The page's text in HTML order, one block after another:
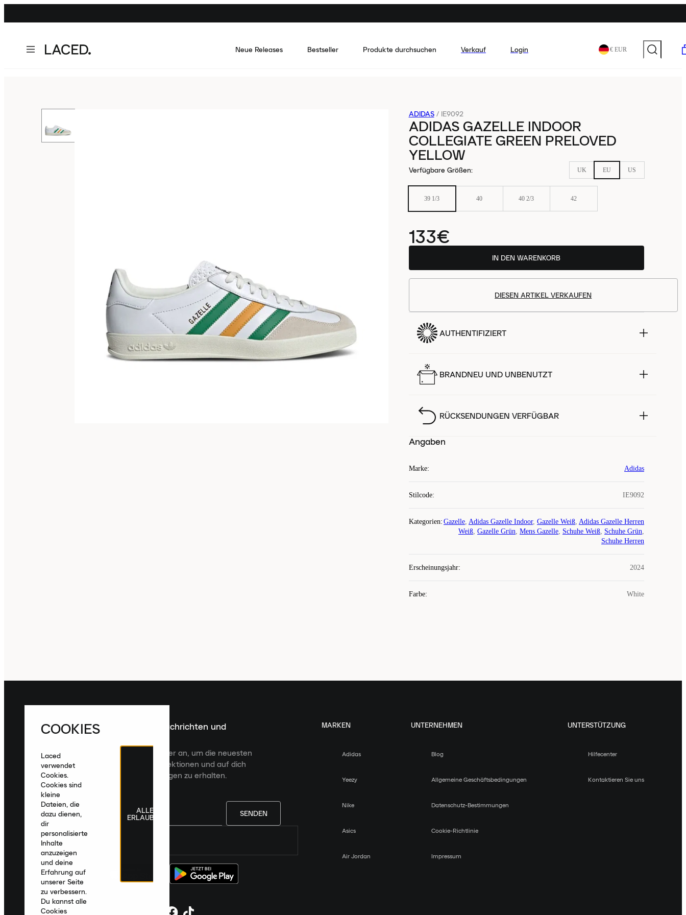
Neue Releases Bestseller Produkte durchsuchen Verkauf Login € EUR
ADIDAS / IE9092
ADIDAS GAZELLE INDOOR
COLLEGIATE GREEN PRELOVED
YELLOW
Verfügbare Größen: UK EU US
39 1/3 40 40 2/3 42
133€
IN DEN WARENKORB
DIESEN ARTIKEL VERKAUFEN
AUTHENTIFIZIERT
BRANDNEU UND UNBENUTZT
RÜCKSENDUNGEN VERFÜGBAR
Angaben
Marke: Adidas
Stilcode: IE9092
Kategorien: Gazelle, Adidas Gazelle Indoor, Gazelle Weiß, Adidas Gazelle Herren
Weiß, Gazelle Grün, Mens Gazelle, Schuhe Weiß, Schuhe Grün,
Schuhe Herren
Erscheinungsjahr: 2024
Farbe: White
Melde dich für die neuesten Nachrichten und
Veröffentlichungen an
Melde dich für den Laced Newsletter an, um die neuesten
Veröffentlichungen, kuratierte Kollektionen und auf dich
zugeschnittene Produktempfehlungen zu erhalten.
SENDEN
MARKEN
Adidas
Yeezy
Nike
Asics
Air Jordan
UNTERNEHMEN
Blog
Allgemeine Geschäftsbedingungen
Datenschutz-Bestimmungen
Cookie-Richtlinie
Impressum
UNTERSTÜTZUNG
Hilfecenter
Kontaktieren Sie uns
COOKIES
Laced
verwendet
Cookies.
Cookies sind
kleine
Dateien, die
dazu dienen,
dir
personalisierte
Inhalte
anzuzeigen
und deine
Erfahrung auf
unserer Seite
zu verbessern.
Du kannst alle
Cookies
ALLE
ERLAUBEN